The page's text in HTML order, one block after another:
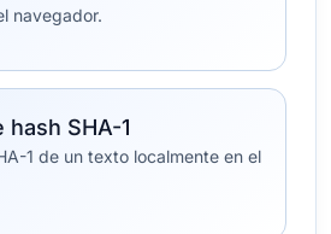
navegador.
hash SHA-1
1 de un texto localmente en el